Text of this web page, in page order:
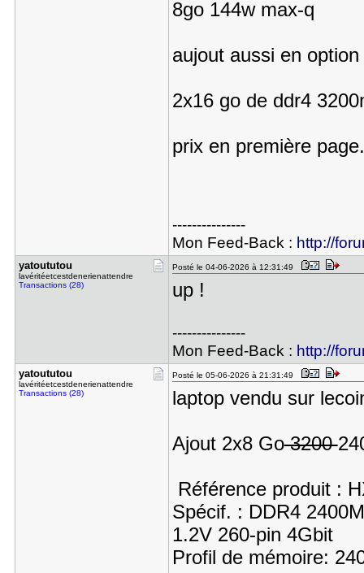
8go 144w max-q
aujout aussi en
2x16 go de ddr4
prix en première
---------------
Mon Feed-Back : http://
yatoututou
lavéritéetcestdenerienattendre
Transactions (28)
Posté le 04-06-2026 à 12:31:49
up !
---------------
Mon Feed-Back : http://
yatoututou
lavéritéetcestdenerienattendre
Transactions (28)
Posté le 05-06-2026 à 21:31:49
laptop vendu sur
Ajout 2x8 Go3200
Référence produit :
Spécif. : DDR4
1.2V 260-pin 4Gbit
Profil de mémoire: